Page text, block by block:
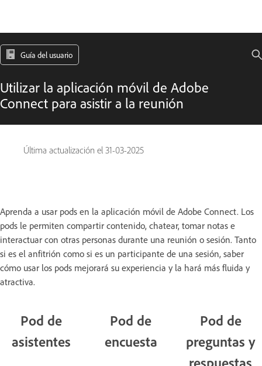
Guía del usuario
Utilizar la aplicación móvil de Adobe
Connect para asistir a la reunión
Última actualización el 31-03-2025
Aprenda a usar pods en la aplicación móvil de Adobe Connect. Los
pods le permiten compartir contenido, chatear, tomar notas e
interactuar con otras personas durante una reunión o sesión. Tanto
si es el anfitrión como si es un participante de una sesión, saber
cómo usar los pods mejorará su experiencia y la hará más fluida y
atractiva.
Pod de
asistentes
Pod de
encuesta
Pod de
preguntas y
respuestas